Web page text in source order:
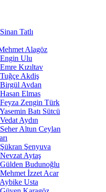
Tatlı
Alagöz
Ulu
Kızıltav
Akdiş
Avdan
Elmas
Zengin Türk
Batı Sütcü
Aydın
Altun Ceylan
Şenyuva
Aytaş
Budunoğlu
İzzet Acar
Usta